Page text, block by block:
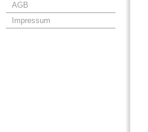
AGB
Impressum